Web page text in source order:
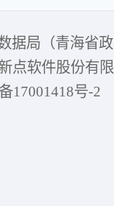
据局（青海省
点软件股份有
17001418号-2